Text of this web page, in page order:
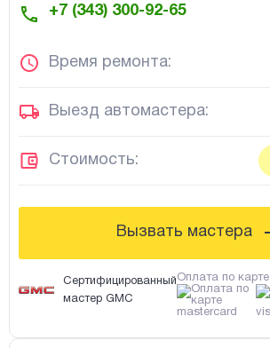
+7 (343) 300-92-65
Время ремонта:
Выезд автомастера:
Стоимость:
Вызвать мастера
Сертифицированный
мастер GMC
Оплата по карте